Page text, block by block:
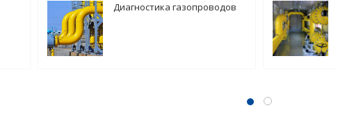
Диагностика газопроводов